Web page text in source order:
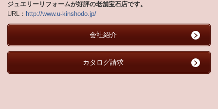
ジュエリーリフォームが好評の老舗宝石店です。
URL： http://www.u-kinshodo.jp/
会社紹介
カタログ請求